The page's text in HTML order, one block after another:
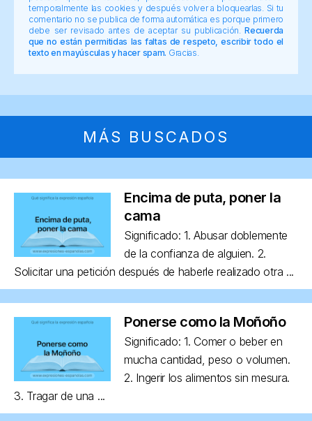
temporalmente las cookies y después volver a bloquearlas. Si tu
comentario no se publica de forma automática es porque primero
debe ser revisado antes de aceptar su publicación.Recuerda
que no están permitidas las faltas de respeto, escribir todo el
texto en mayúsculas y hacer spam. Gracias.
MÁS BUSCADOS
Encima de puta, poner la
cama
Significado: 1. Abusar doblemente
de la confianza de alguien. 2.
Solicitar una petición después de haberle realizado otra ...
Ponerse como la Moñoño
Significado: 1. Comer o beber en
mucha cantidad, peso o volumen.
2. Ingerir los alimentos sin mesura.
3. Tragar de una ...